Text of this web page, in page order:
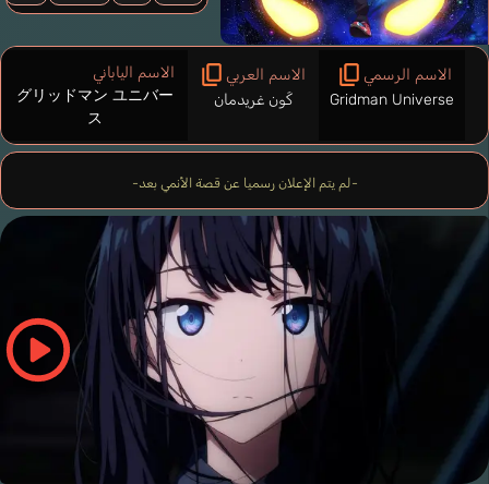
-لم يتم الإعلان رسميا عن قصة الأنمي بعد-
الاسم الرسمي
Gridman Universe
الاسم العربي
كَون غريدمان
الاسم الياباني
グリッドマン ユニバー
ス